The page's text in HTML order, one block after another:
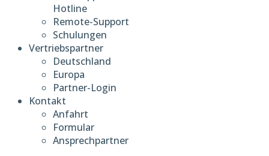
Hotline
Remote-Support
Schulungen
Vertriebspartner
Deutschland
Europa
Partner-Login
Kontakt
Anfahrt
Formular
Ansprechpartner